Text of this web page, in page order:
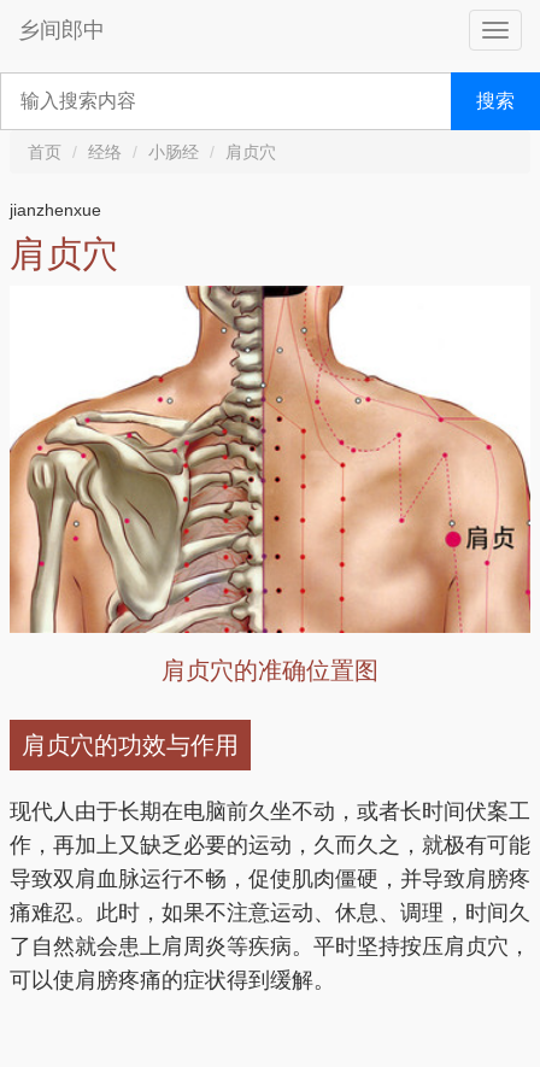
乡间郎中
搜索
首页 经络 小肠经 肩贞穴
jianzhenxue
肩贞穴
肩贞穴的准确位置图
肩贞穴的功效与作用
现代人由于长期在电脑前久坐不动，或者长时间伏案工
作，再加上又缺乏必要的运动，久而久之，就极有可能
导致双肩血脉运行不畅，促使肌肉僵硬，并导致肩膀疼
痛难忍。此时，如果不注意运动、休息、调理，时间久
了自然就会患上肩周炎等疾病。平时坚持按压肩贞穴，
可以使肩膀疼痛的症状得到缓解。